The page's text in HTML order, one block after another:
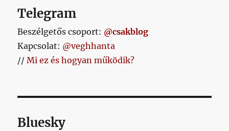
Telegram
Beszélgetős csoport: @csakblog
Kapcsolat: @veghhanta
//Mi ez és hogyan működik?
Bluesky